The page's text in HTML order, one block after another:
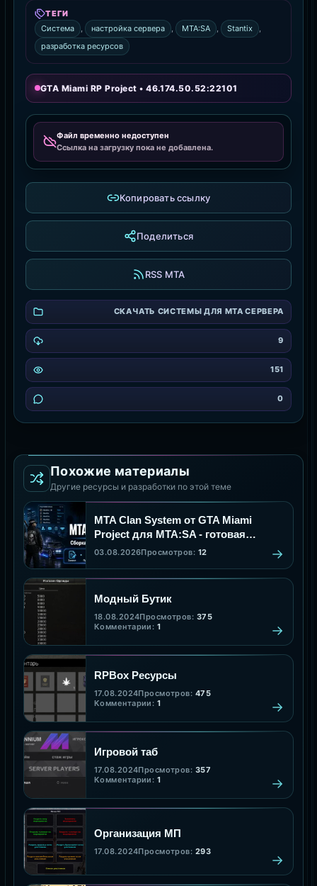
ТЕГИ
Система
настройка сервера MTA:SA Stantix
разработка ресурсов
GTA Miami RP Project • 46.174.50.52:22101
Файл временно недоступен
Ссылка на загрузку пока не добавлена.
Копировать ссылку
Поделиться
RSS MTA
СКАЧАТЬ СИСТЕМЫ ДЛЯ MTA СЕРВЕРА
9
151
0
Похожие материалы
Другие ресурсы и разработки по этой теме
MTA Clan System от GTA Miami
Project для MTA:SA - готовая
сборка клановой системы
03.08.2026Просмотров: 12
Модный Бутик
18.08.2024Просмотров: 375
Комментарии: 1
RPBox Ресурсы
17.08.2024Просмотров: 475
Комментарии: 1
Игровой таб
17.08.2024Просмотров: 357
Комментарии: 1
Организация МП
17.08.2024Просмотров: 293